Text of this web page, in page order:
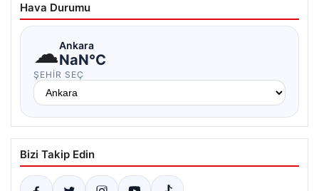
Hava Durumu
☁Ankara
NaN°C
ŞEHIR SEÇ
Bizi Takip Edin